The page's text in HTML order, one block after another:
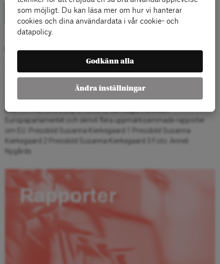
Köp boken här
Författare
Susanna Kierkegaard är ledarskribent på Aftonbladet och en av
Sveriges största politiska opinionsbildare på Tiktok. Hon har en
examen från University of Oxford, har tidigare arbetat i
Europaparlamentet och skrivit flera uppmärksammade rapporter
om EU. Pressbild Susanna Kierkegaard 1 Pressbild Susanna
Kierkegaard 2 Pressbild Susanna Kierkegaard 3 Foto: Anneli
Nygårds
Rapporter
som möjligt. Du kan läsa mer om hur vi hanterar
cookies och dina användardata i vår cookie- och
datapolicy.
Godkänn alla
Ändra inställningar